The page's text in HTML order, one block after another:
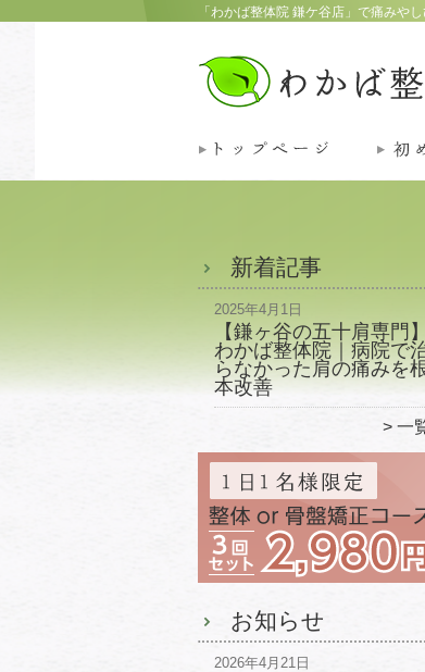
「わかば整体院 鎌ケ谷店」で痛みや
新着記事
2025年4月1日
【鎌ヶ谷の五十肩専門】
わかば整体院｜病院で
らなかった肩の痛みを
本改善
一
お知らせ
2026年4月21日